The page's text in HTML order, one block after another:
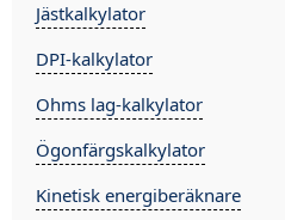
Jästkalkylator
DPI-kalkylator
Ohms lag-kalkylator
Ögonfärgskalkylator
Kinetisk energiberäknare